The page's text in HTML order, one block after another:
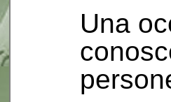
Una